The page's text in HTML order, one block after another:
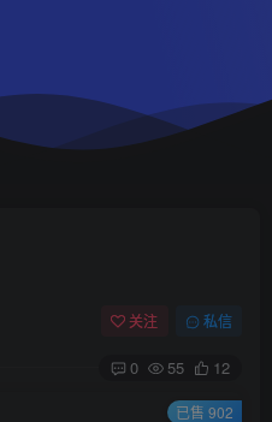
关注 私信
0 55
12
已售 902